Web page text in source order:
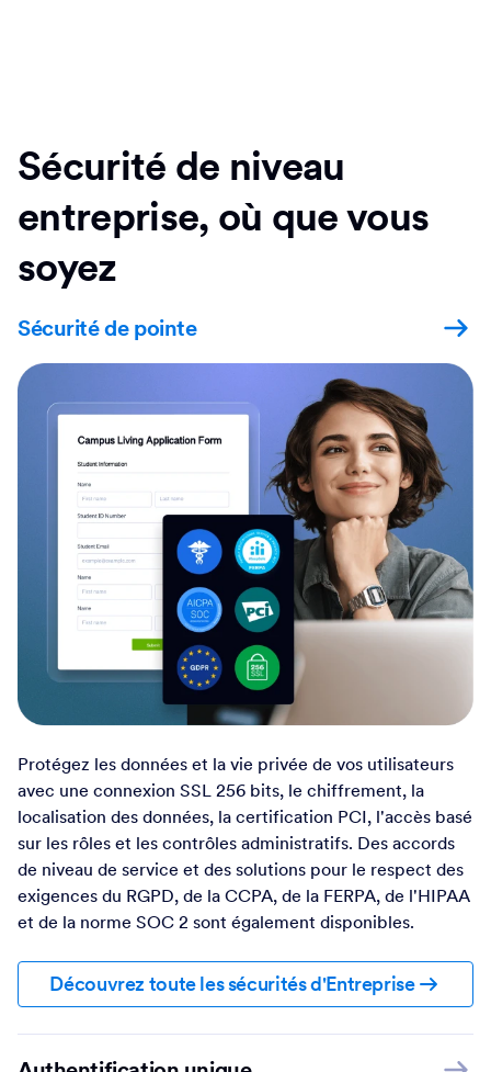
Sécurité de niveau
entreprise, où que vous
soyez
Sécurité de pointe
Protégez les données et la vie privée de vos utilisateurs
avec une connexion SSL 256 bits, le chiffrement, la
localisation des données, la certification PCI, l'accès basé
sur les rôles et les contrôles administratifs. Des accords
de niveau de service et des solutions pour le respect des
exigences du RGPD, de la CCPA, de la FERPA, de l'HIPAA
et de la norme SOC 2 sont également disponibles.
Découvrez toute les sécurités d'Entreprise